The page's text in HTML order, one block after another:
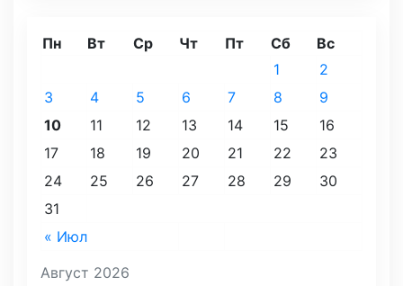
Август 2026
Пн Вт Ср Чт Пт Сб Вс
« Июл
1
2
3
4 5 6 7 8
9
10
11 12 13 14 15
16
17
18 19 20 21 22
23
24
25 26 27 28 29
30
31